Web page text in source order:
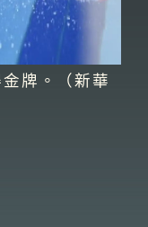
牌。（新華